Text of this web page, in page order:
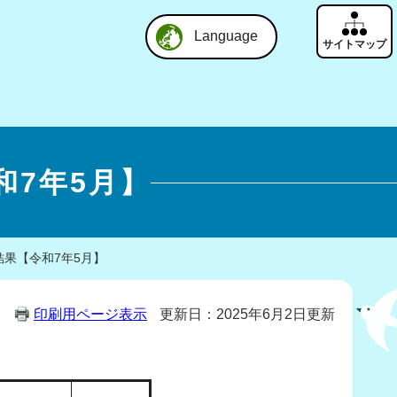
Language
年5月】
【令和7年5月】
印刷用ページ表示 更新日：2025年6月2日更新